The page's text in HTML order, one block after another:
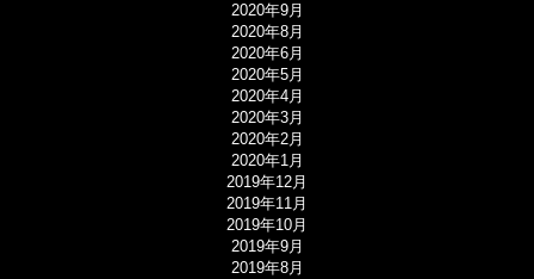
2020年9月
2020年8月
2020年6月
2020年5月
2020年4月
2020年3月
2020年2月
2020年1月
2019年12月
2019年11月
2019年10月
2019年9月
2019年8月